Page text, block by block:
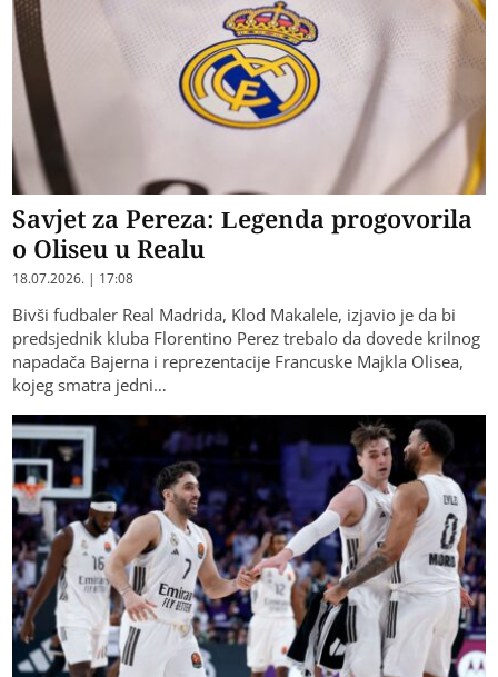
Savjet za Pereza: Legenda progovorila
o Oliseu u Realu
18.07.2026. | 17:08
​Bivši fudbaler Real Madrida, Klod Makalele, izjavio je da bi
predsjednik kluba Florentino Perez trebalo da dovede krilnog
napadača Bajerna i reprezentacije Francuske Majkla Olisea,
kojeg smatra jedni…